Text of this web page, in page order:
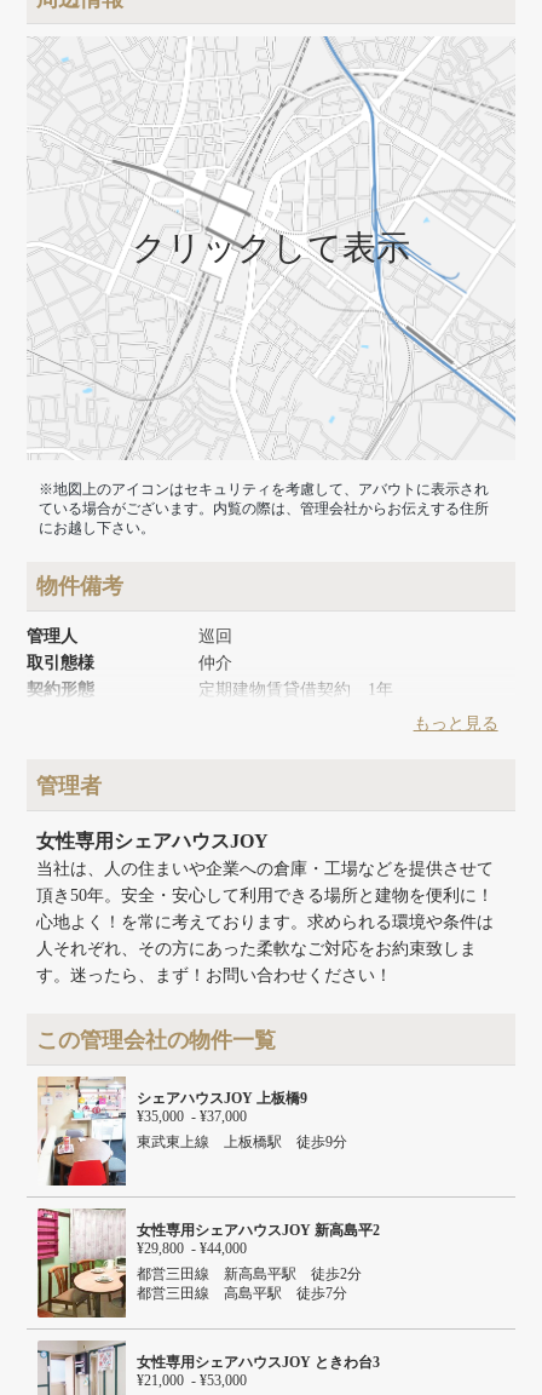
クリックして表示
※地図上のアイコンはセキュリティを考慮して、アバウトに表示され
ている場合がございます。内覧の際は、管理会社からお伝えする住所
にお越し下さい。
物件備考
管理人
巡回
取引態様
仲介
契約形態
定期建物賃貸借契約 1年
建物面積
建物構造
もっと見る
管理者
女性専用シェアハウスJOY
当社は、人の住まいや企業への倉庫・工場などを提供させて
頂き50年。安全・安心して利用できる場所と建物を便利に！
心地よく！を常に考えております。求められる環境や条件は
人それぞれ、その方にあった柔軟なご対応をお約束致しま
す。迷ったら、まず！お問い合わせください！
この管理会社の物件一覧
シェアハウスJOY 上板橋9
¥35,000 - ¥37,000
東武東上線 上板橋駅 徒歩9分
女性専用シェアハウスJOY 新高島平2
¥29,800 - ¥44,000
都営三田線 新高島平駅 徒歩2分
都営三田線 高島平駅 徒歩7分
女性専用シェアハウスJOY ときわ台3
¥21,000 - ¥53,000